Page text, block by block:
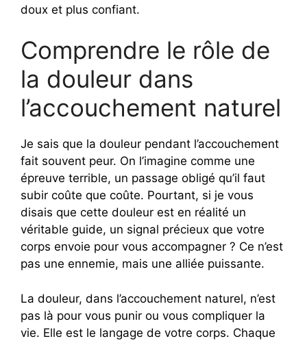
doux et plus confiant.
Comprendre le rôle de
la douleur dans
l’accouchement naturel
Je sais que la douleur pendant l’accouchement
fait souvent peur. On l’imagine comme une
épreuve terrible, un passage obligé qu’il faut
subir coûte que coûte. Pourtant, si je vous
disais que cette douleur est en réalité un
véritable guide, un signal précieux que votre
corps envoie pour vous accompagner ? Ce n’est
pas une ennemie, mais une alliée puissante.
La douleur, dans l’accouchement naturel, n’est
pas là pour vous punir ou vous compliquer la
vie. Elle est le langage de votre corps. Chaque